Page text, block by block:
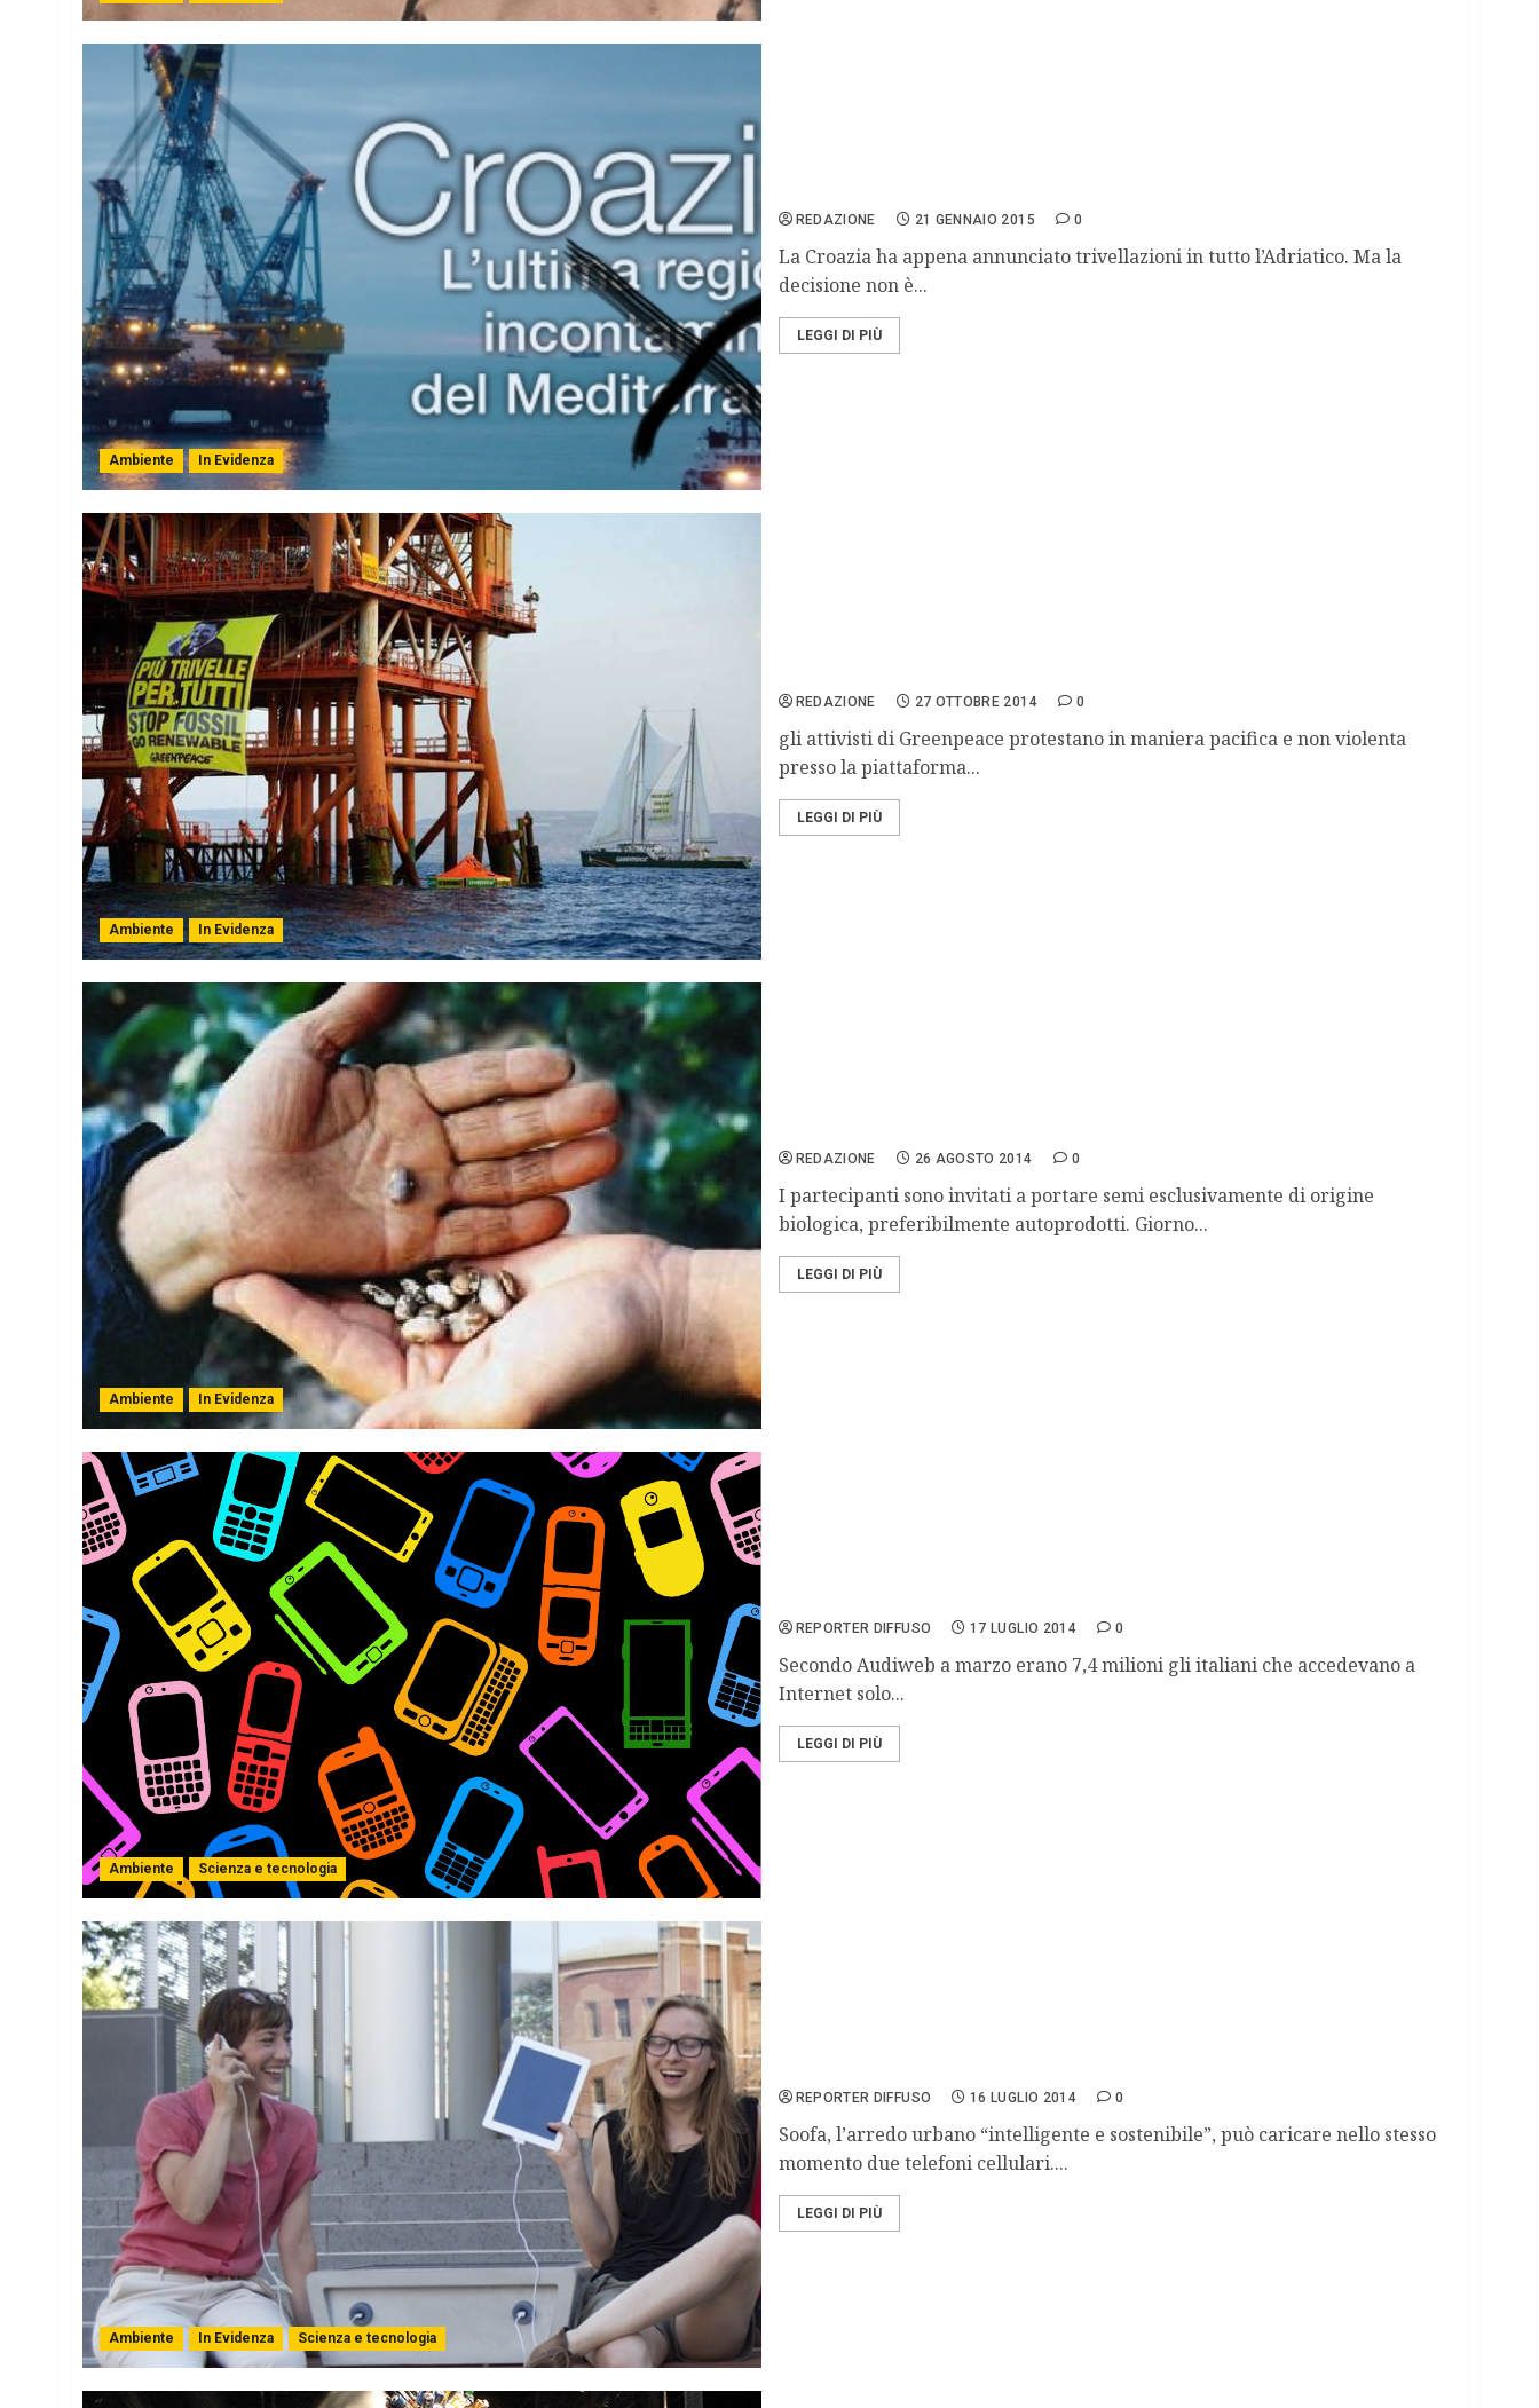
Ambiente In Evidenza
REDAZIONE 21 GENNAIO 2015 0
La Croazia ha appena annunciato trivellazioni in tutto l’Adriatico. Ma la
decisione non è...
LEGGI DI PIÙ
Ambiente In Evidenza
REDAZIONE 27 OTTOBRE 2014 0
gli attivisti di Greenpeace protestano in maniera pacifica e non violenta
presso la piattaforma...
LEGGI DI PIÙ
Ambiente In Evidenza
REDAZIONE 26 AGOSTO 2014 0
I partecipanti sono invitati a portare semi esclusivamente di origine
biologica, preferibilmente autoprodotti. Giorno...
LEGGI DI PIÙ
Ambiente Scienza e tecnologia
REPORTER DIFFUSO 17 LUGLIO 2014 0
Secondo Audiweb a marzo erano 7,4 milioni gli italiani che accedevano a
Internet solo...
LEGGI DI PIÙ
Ambiente In Evidenza Scienza e tecnologia
REPORTER DIFFUSO 16 LUGLIO 2014 0
Soofa, l’arredo urbano “intelligente e sostenibile”, può caricare nello stesso
momento due telefoni cellulari....
LEGGI DI PIÙ